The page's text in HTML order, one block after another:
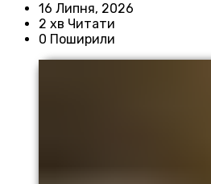
16 Липня, 2026
2 хв Читати
0 Поширили